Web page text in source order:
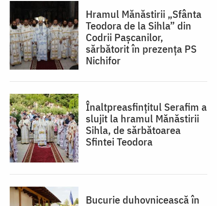
Hramul Mănăstirii „Sfânta
Teodora de la Sihla” din
Codrii Pașcanilor,
sărbătorit în prezența PS
Nichifor
Înaltpreasfințitul Serafim a
slujit la hramul Mănăstirii
Sihla, de sărbătoarea
Sfintei Teodora
Bucurie duhovnicească în